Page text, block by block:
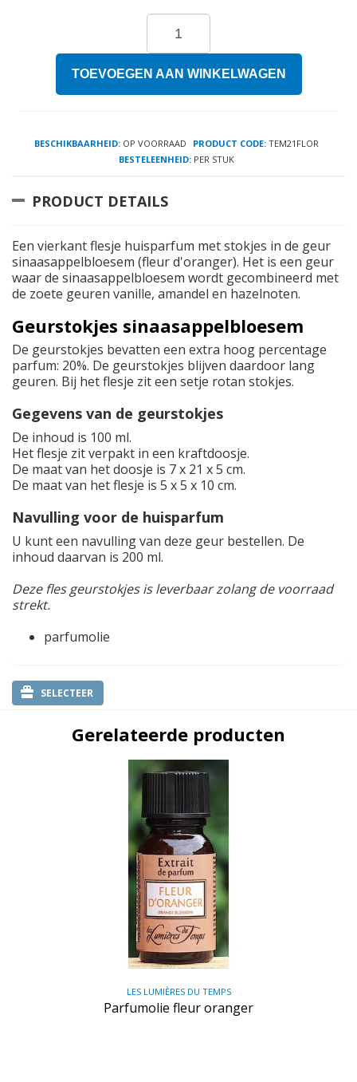
TOEVOEGEN AAN WINKELWAGEN
BESCHIKBAARHEID: OP VOORRAAD PRODUCT CODE: TEM21FLOR
BESTELEENHEID: PER STUK
PRODUCT DETAILS
Een vierkant flesje huisparfum met stokjes in de geur
sinaasappelbloesem (fleur d'oranger). Het is een geur
waar de sinaasappelbloesem wordt gecombineerd met
de zoete geuren vanille, amandel en hazelnoten.
Geurstokjes sinaasappelbloesem
De geurstokjes bevatten een extra hoog percentage
parfum: 20%. De geurstokjes blijven daardoor lang
geuren. Bij het flesje zit een setje rotan stokjes.
Gegevens van de geurstokjes
De inhoud is 100 ml.
Het flesje zit verpakt in een kraftdoosje.
De maat van het doosje is 7 x 21 x 5 cm.
De maat van het flesje is 5 x 5 x 10 cm.
Navulling voor de huisparfum
U kunt een navulling van deze geur bestellen. De
inhoud daarvan is 200 ml.
Deze fles geurstokjes is leverbaar zolang de voorraad
strekt.
parfumolie
SELECTEER
Gerelateerde producten
LES LUMIÈRES DU TEMPS
Parfumolie fleur oranger